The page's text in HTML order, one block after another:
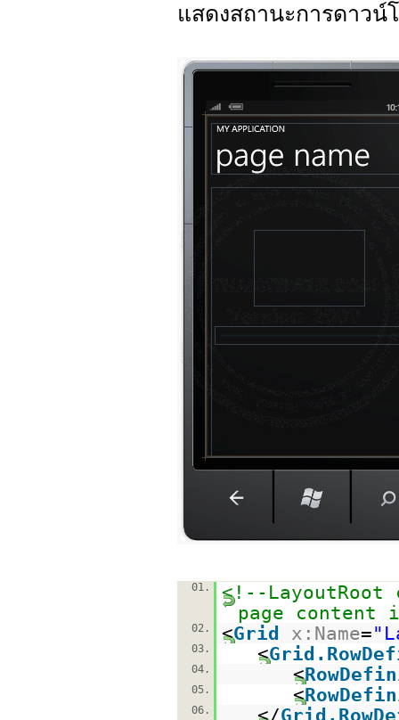
แสดงสถานะการดาว
01.
<!--
page content
02. <Grid x:Name=
03. <
04. <
05. <
06. </